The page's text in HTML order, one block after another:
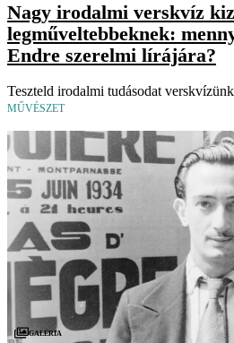
Nagy irodalmi verskvíz
legműveltebbeknek:
Endre szerelmi lírájára?
Teszteld irodalmi tudásodat
MŰVÉSZET
Galéria